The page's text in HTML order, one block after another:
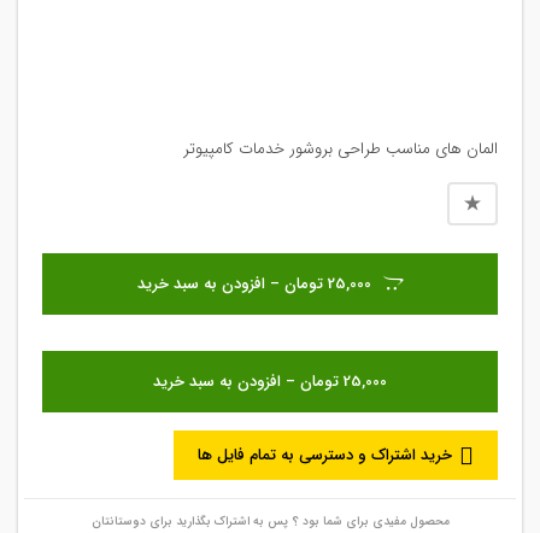
المان های مناسب طراحی بروشور خدمات کامپیوتر
25,000 تومان – افزودن به سبد خرید
خرید اشتراک و دسترسی به تمام فایل ها
محصول مفیدی برای شما بود ؟ پس به اشتراک بگذارید برای دوستانتان